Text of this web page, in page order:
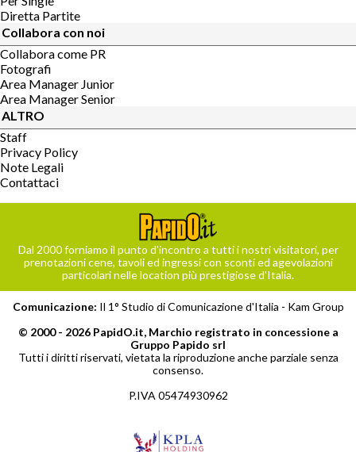
Diretta Partite
Collabora con noi
Collabora come PR
Fotografi
Area Manager Junior
Area Manager Senior
ALTRO
Staff
Privacy Policy
Note Legali
Contattaci
Dal 2000 forniamo il punto d’incontro a tutti i nostri visitatori, per
prenotazioni cene, tavoli ed ingressi con sconti ed agevolazioni
particolari nelle location più prestigiose d’Italia.
Comunicazione: Il 1° Studio di Comunicazione d'Italia - Kam Group
© 2000 - 2026 PapidO.it, Marchio registrato in concessione a
Gruppo Papido srl
Tutti i diritti riservati, vietata la riproduzione anche parziale senza
consenso.
P.IVA 05474930962